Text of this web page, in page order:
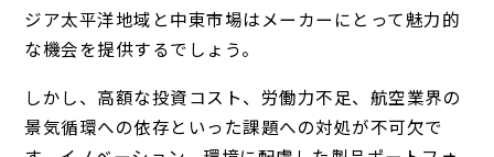
ジア太平洋地域と中東市場はメーカーにとって魅力的
な機会を提供するでしょう。
しかし、高額な投資コスト、労働力不足、航空業界の
景気循環への依存といった課題への対処が不可欠で